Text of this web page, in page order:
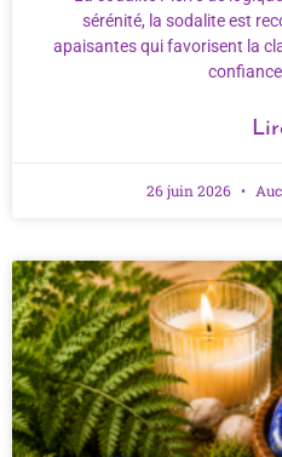
sérénité, la sodalite est
apaisantes qui favorisent la
26 juin 2026